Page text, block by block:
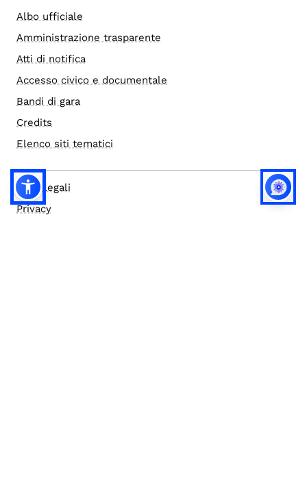
Albo ufficiale
Amministrazione trasparente
Atti di notifica
Accesso civico e documentale
Bandi di gara
Credits
Elenco siti tematici
Note legali
Privacy